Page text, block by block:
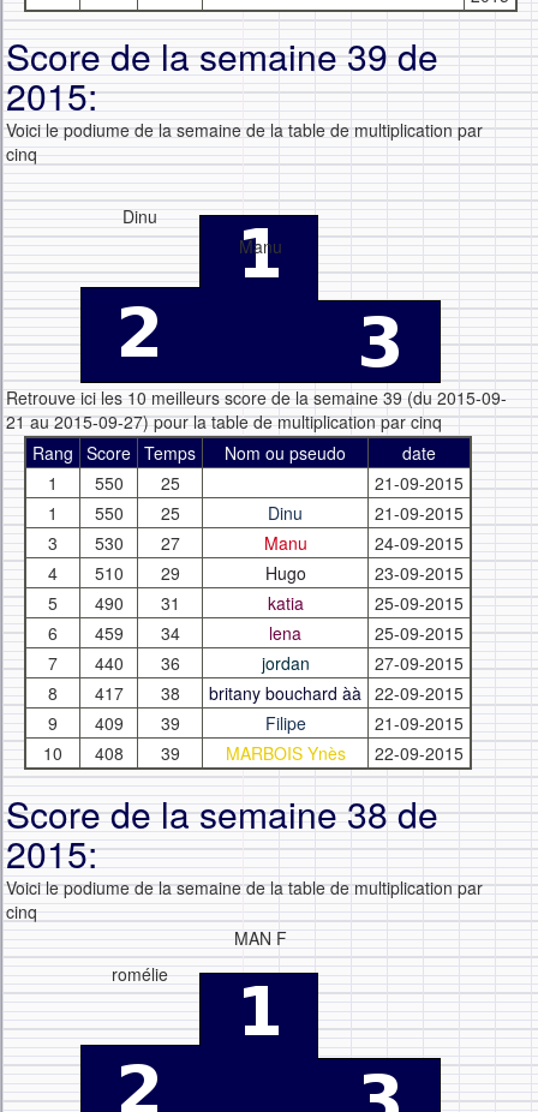
Score de la semaine 39 de
2015:
Voici le podiume de la semaine de la table de multiplication par
cinq
Dinu
Manu
Retrouve ici les 10 meilleurs score de la semaine 39 (du 2015-09-
21 au 2015-09-27) pour la table de multiplication par cinq
Rang Score Temps Nom ou pseudo
date
1
550 25
21-09-2015
1
550 25 Dinu
21-09-2015
3
530 27 Manu
24-09-2015
4
510 29 Hugo
23-09-2015
5
490 31 katia
25-09-2015
6
459 34 lena
25-09-2015
7
440 36 jordan
27-09-2015
8
417 38 britany bouchard àà 22-09-2015
9
409 39 Filipe
21-09-2015
10
408 39 MARBOIS Ynès 22-09-2015
Score de la semaine 38 de
2015:
Voici le podiume de la semaine de la table de multiplication par
cinq
romélie
MAN F